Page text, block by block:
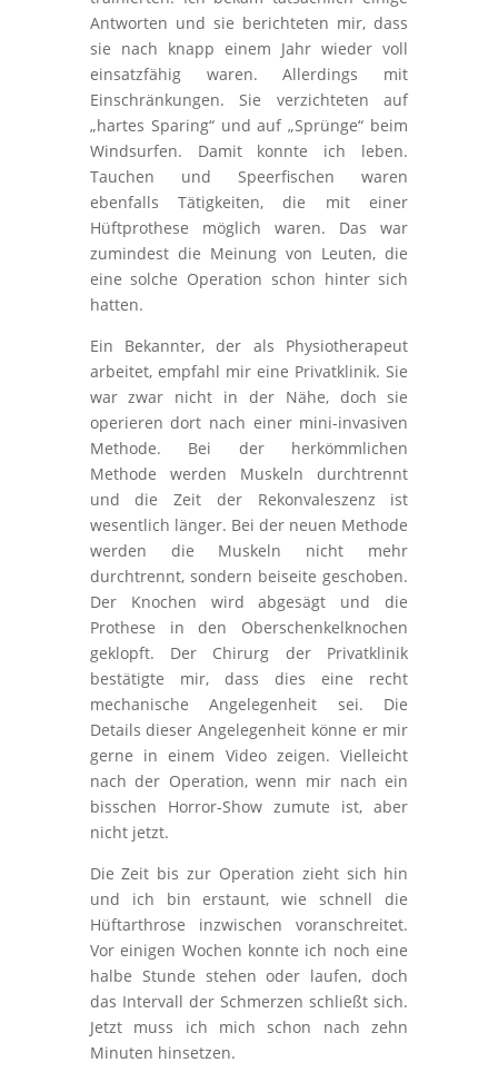
Antworten und sie berichteten mir, dass
sie nach knapp einem Jahr wieder voll
einsatzfähig waren. Allerdings mit
Einschränkungen. Sie verzichteten auf
„hartes Sparing“ und auf „Sprünge“ beim
Windsurfen. Damit konnte ich leben.
Tauchen und Speerfischen waren
ebenfalls Tätigkeiten, die mit einer
Hüftprothese möglich waren. Das war
zumindest die Meinung von Leuten, die
eine solche Operation schon hinter sich
hatten.
Ein Bekannter, der als Physiotherapeut
arbeitet, empfahl mir eine Privatklinik. Sie
war zwar nicht in der Nähe, doch sie
operieren dort nach einer mini-invasiven
Methode. Bei der herkömmlichen
Methode werden Muskeln durchtrennt
und die Zeit der Rekonvaleszenz ist
wesentlich länger. Bei der neuen Methode
werden die Muskeln nicht mehr
durchtrennt, sondern beiseite geschoben.
Der Knochen wird abgesägt und die
Prothese in den Oberschenkelknochen
geklopft. Der Chirurg der Privatklinik
bestätigte mir, dass dies eine recht
mechanische Angelegenheit sei. Die
Details dieser Angelegenheit könne er mir
gerne in einem Video zeigen. Vielleicht
nach der Operation, wenn mir nach ein
bisschen Horror-Show zumute ist, aber
nicht jetzt.
Die Zeit bis zur Operation zieht sich hin
und ich bin erstaunt, wie schnell die
Hüftarthrose inzwischen voranschreitet.
Vor einigen Wochen konnte ich noch eine
halbe Stunde stehen oder laufen, doch
das Intervall der Schmerzen schließt sich.
Jetzt muss ich mich schon nach zehn
Minuten hinsetzen.